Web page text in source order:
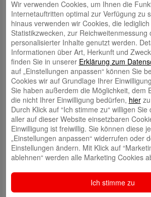
Die Sparkassen-App gibt es ab sofort auch auf
Kriegsgeflüchtete aus der Ukraine einen
sicheren Zugang zu Finanzdienstleistungen
Informationen dazu haben wirhierin ihrer
Zootag – Cux Art Tierpark 14.05.
Wir laden unsere jungen Giro X-tra Kunden am
Cux-Art Tierpark ein! Einfach eure Giro X-
vorzeigen.
Radeln für Hadeln
Wir unterstützen die Aktion „Radeln für Hadeln“
Mit den Spenden soll die Verkehrssicherheit
werden und die Hilfe für Kriegsflüchtlinge aus
Hieranmelden.
Wir verwenden Cookies, um Ihnen die
Internetauftritten optimal zur Verfügung zu
hinaus verwenden wir Cookies, die lediglich
Statistikzwecken, zur Reichweitenmessung
personalisierter Inhalte genutzt werden.
Informationen über Art, Herkunft und
finden Sie in unserer Erklärung zum
auf „Einstellungen anpassen“ können Sie
Cookies wir auf Grundlage Ihrer
Sie haben außerdem die Möglichkeit, dem
die nicht Ihrer Einwilligung bedürfen, hierzu
Durch Klick auf “Ich stimme zu“ willigen
aller auf dieser Website einsetzbaren
Einwilligung ist freiwillig. Sie können diese
„Einstellungen anpassen“ widerrufen oder
Einstellungen ändern. Mit Klick auf
ablehnen“ werden alle Marketing Cookies
Ich stimme zu